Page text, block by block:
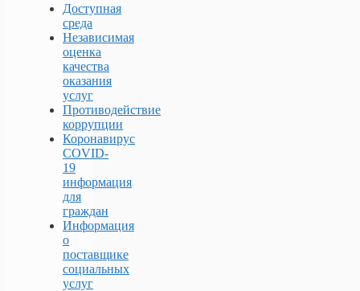
Доступная
среда
Независимая
оценка
качества
оказания
услуг
Противодействие
коррупции
Коронавирус
COVID-
19
информация
для
граждан
Информация
о
поставщике
социальных
услуг